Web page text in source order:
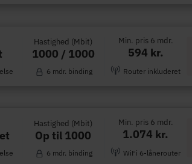
Hastighed (Mbit)
1000 / 1000
6 mdr. binding
Min. pris 6 mdr.
594 kr.
Router inkluderet
Hastighed (Mbit)
Op til 1000
6 mdr. binding
Min. pris 6 mdr.
1.074 kr.
WiFi 6-lånerouter